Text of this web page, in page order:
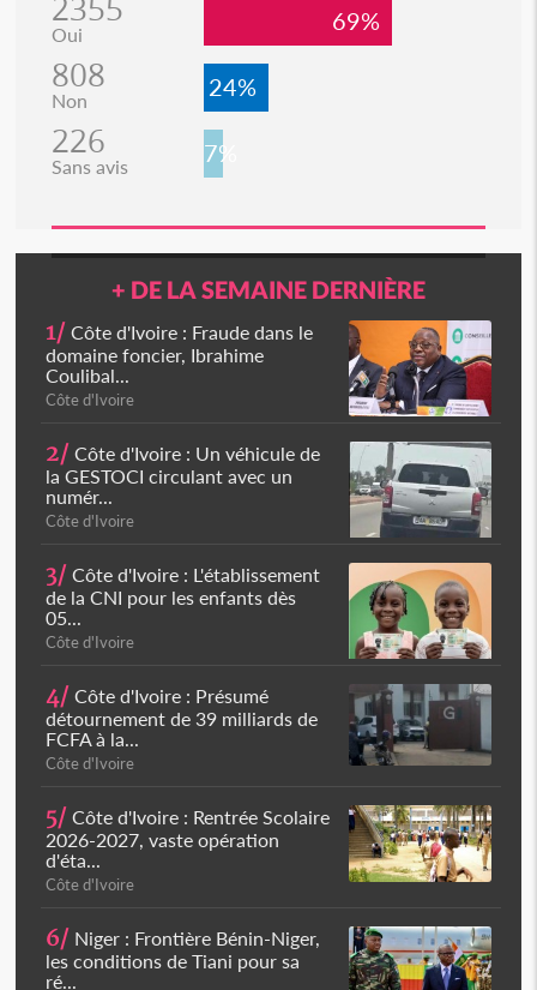
2355
Oui 69%
808
Non 24%
226
Sans avis 7%
+ DE LA SEMAINE DERNIÈRE
1/ Côte d'Ivoire : Fraude dans le
domaine foncier, Ibrahime
Coulibal...
Côte d'Ivoire
2/ Côte d'Ivoire : Un véhicule de
la GESTOCI circulant avec un
numér...
Côte d'Ivoire
3/ Côte d'Ivoire : L'établissement
de la CNI pour les enfants dès
05...
Côte d'Ivoire
4/ Côte d'Ivoire : Présumé
détournement de 39 milliards de
FCFA à la...
Côte d'Ivoire
5/ Côte d'Ivoire : Rentrée Scolaire
2026-2027, vaste opération
d'éta...
Côte d'Ivoire
6/ Niger : Frontière Bénin-Niger,
les conditions de Tiani pour sa
ré...